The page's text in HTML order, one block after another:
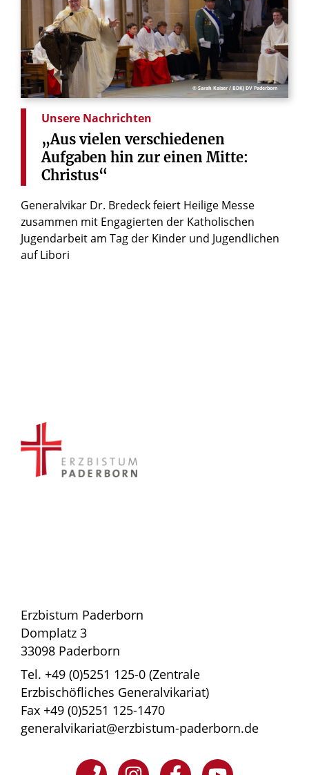
© Sarah Kaiser / BDKJ DV Paderborn
Unsere Nachrichten
„Aus vielen verschiedenen
Aufgaben hin zur einen Mitte:
Christus“
Generalvikar Dr. Bredeck feiert Heilige Messe
zusammen mit Engagierten der Katholischen
Jugendarbeit am Tag der Kinder und Jugendlichen
auf Libori
Erzbistum Paderborn
Domplatz 3
33098 Paderborn
Tel. +49 (0)5251 125-0 (Zentrale
Erzbischöfliches Generalvikariat)
Fax +49 (0)5251 125-1470
generalvikariat@erzbistum-paderborn.de